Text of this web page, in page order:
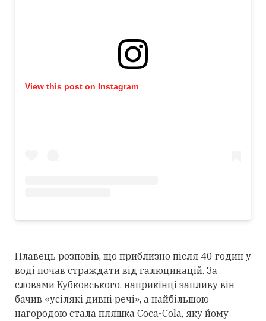
View this post on Instagram
Плавець розповів, що приблизно після 40 годин у
воді почав страждати від галюцинацій. За
словами Кубковського, наприкінці запливу він
бачив «усілякі дивні речі», а найбільшою
нагородою стала пляшка Coca-Cola, яку йому